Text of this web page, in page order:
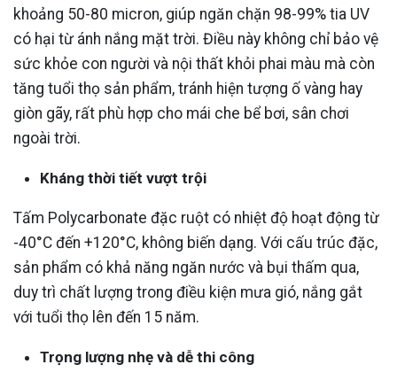
khoảng 50-80 micron, giúp ngăn chặn 98-99% tia UV
có hại từ ánh nắng mặt trời. Điều này không chỉ bảo vệ
sức khỏe con người và nội thất khỏi phai màu mà còn
tăng tuổi thọ sản phẩm, tránh hiện tượng ố vàng hay
giòn gãy, rất phù hợp cho mái che bể bơi, sân chơi
ngoài trời.
Kháng thời tiết vượt trội
Tấm Polycarbonate đặc ruột có nhiệt độ hoạt động từ
-40°C đến +120°C, không biến dạng. Với cấu trúc đặc,
sản phẩm có khả năng ngăn nước và bụi thấm qua,
duy trì chất lượng trong điều kiện mưa gió, nắng gắt
với tuổi thọ lên đến 15 năm.
Trọng lượng nhẹ và dễ thi công